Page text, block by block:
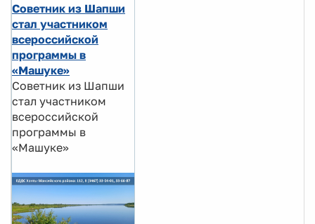
Советник из Шапши
стал участником
всероссийской
программы в
«Машуке»
Советник из Шапши
стал участником
всероссийской
программы в
«Машуке»